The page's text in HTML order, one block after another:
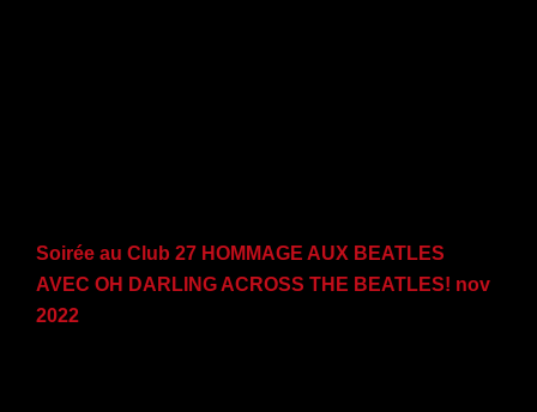
Soirée au Club 27 HOMMAGE AUX BEATLES
AVEC OH DARLING ACROSS THE BEATLES! nov
2022